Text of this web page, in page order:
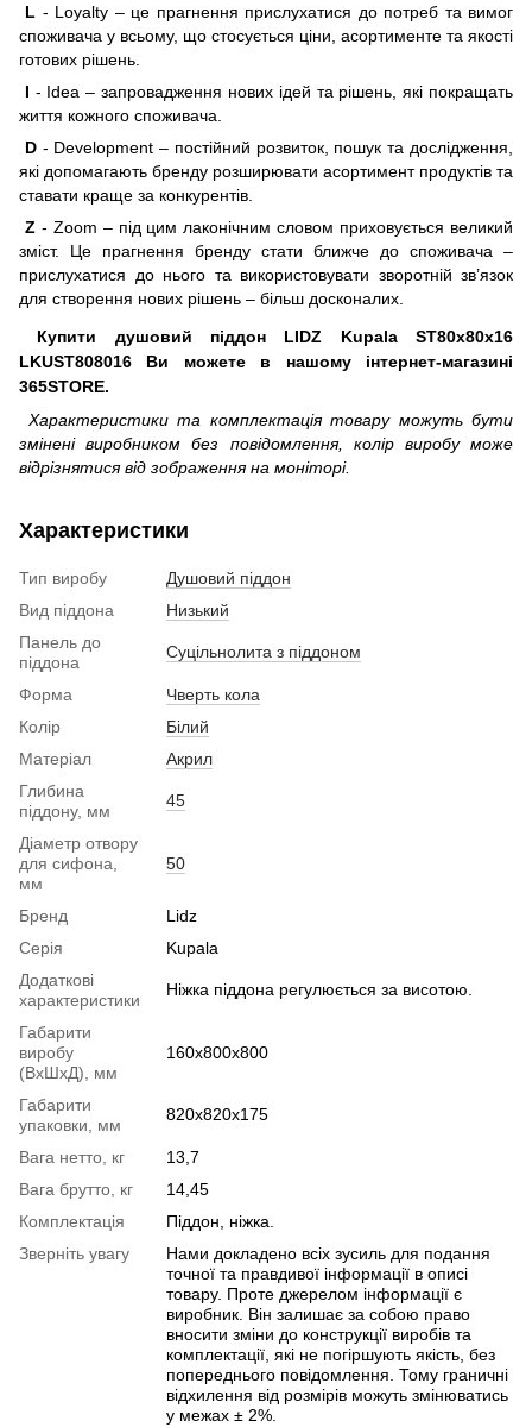
L - Loyalty – це прагнення прислухатися до потреб та вимог
споживача у всьому, що стосується ціни, асортиментe та якості
готових рішень.
I - Idea – запровадження нових ідей та рішень, які покращать
життя кожного споживача.
D- Development – постійний розвиток, пошук та дослідження,
які допомагають бренду розширювати асортимент продуктів та
ставати краще за конкурентів.
Z - Zoom – під цим лаконічним словом приховується великий
зміст. Це прагнення бренду стати ближче до споживача –
прислухатися до нього та використовувати зворотній зв’язок
для створення нових рішень – більш досконалих.
Купити душовий піддон LIDZ Kupala ST80x80x16
LKUST808016 Ви можете в нашому інтернет-магазині
365STORE.
Характеристики та комплектація товару можуть бути
змінені виробником без повідомлення, колір виробу може
відрізнятися від зображення на моніторі.
Характеристики
Тип виробу
Душовий піддон
Вид піддона
Низький
Панель до
піддона
Суцільнолита з піддоном
Форма
Чверть кола
Колір
Білий
Матеріал
Акрил
Глибина
піддону, мм
45
Діаметр отвору
для сифона,
мм
50
Бренд
Lidz
Серія
Kupala
Додаткові
характеристики
Ніжка піддона регулюється за висотою.
Габарити
виробу
(ВхШхД), мм
160х800х800
Габарити
упаковки, мм
820х820х175
Вага нетто, кг
13,7
Вага брутто, кг
14,45
Комплектація
Піддон, ніжка.
Зверніть увагу
Нами докладено всіх зусиль для подання
точної та правдивої інформації в описі
товару. Проте джерелом інформації є
виробник. Він залишає за собою право
вносити зміни до конструкції виробів та
комплектації, які не погіршують якість, без
попереднього повідомлення. Тому граничні
відхилення від розмірів можуть змінюватись
у межах ± 2%.